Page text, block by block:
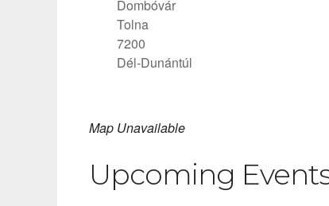
Dombóvár
Tolna
7200
Dél-Dunántúl
Map Unavailable
Upcoming